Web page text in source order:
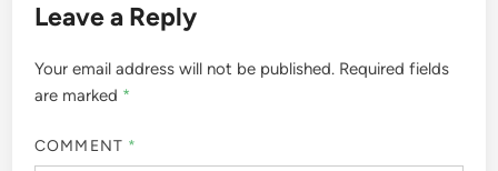
Leave a Reply
Your email address will not be published. Required fields
are marked *
COMMENT *